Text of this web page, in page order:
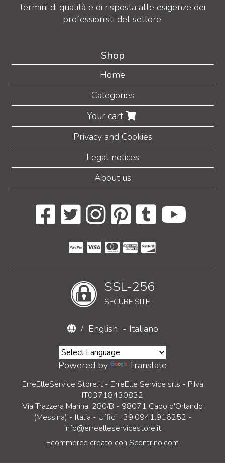
termini di qualità e di risposta alle esigenze dei
professionisti del settore.
Shop
Home
Categories
Your cart
Privacy and Cookies
Legal notices
About us
SSL-256
SECURE SITE
/ English - Italiano
Powered by Translate
ErreElleService Store.it - ErreElle Service srls - P.Iva
IT03718430832
Via Trazzera Marina, 280/B - 98071 Capo d'Orlando
(Messina) - Italia - Uffici +39.0941.916252 -
info@erreelleservicestore.it
Ecommerce creato con Scontrino.com